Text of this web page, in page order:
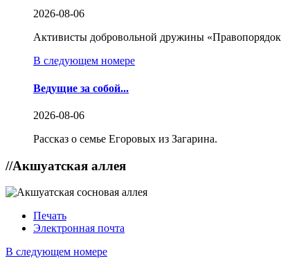
2026-08-06
Активисты добровольной дружины
В следующем номере
Ведущие за собой...
2026-08-06
Рассказ о семье Егоровых из Загарина.
//Акшуатская аллея
Печать
Электронная почта
В следующем номере